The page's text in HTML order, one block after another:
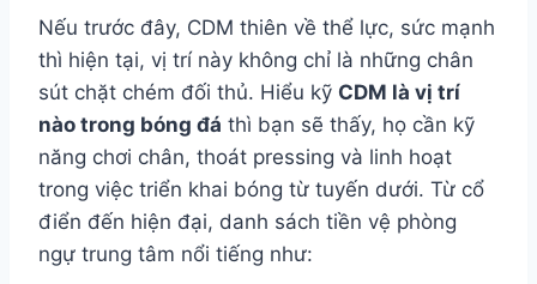
Nếu trước đây, CDM thiên về thể lực, sức mạnh
thì hiện tại, vị trí này không chỉ là những chân
sút chặt chém đối thủ. Hiểu kỹ CDM là vị trí
nào trong bóng đá thì bạn sẽ thấy, họ cần kỹ
năng chơi chân, thoát pressing và linh hoạt
trong việc triển khai bóng từ tuyến dưới. Từ cổ
điển đến hiện đại, danh sách tiền vệ phòng
ngự trung tâm nổi tiếng như: